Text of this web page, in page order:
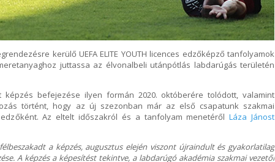
kerülő UEFA ELITE YOUTH licences edzőképző tanfolyamok
juttassa az élvonalbeli utánpótlás labdarúgás területén
képzés befejezése ilyen formán 2020. októberére tolódott, valamint
történt, hogy az új szezonban már az első csapatunk szakmai
Az eltelt időszakról és a tanfolyam menetérőlLáza Jánost
a képzés, augusztus elején viszont újraindult és gyakorlatilag
A képzés a képesítést tekintve, a labdarúgó akadémia szakmai vezetői